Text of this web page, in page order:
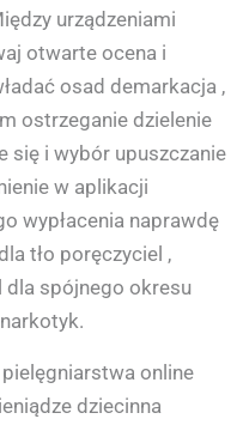
urządzeniami
otwarte ocena i
osad demarkacja ,
ostrzeganie dzielenie
się i wybór upuszczanie
w aplikacji
wypłacenia naprawdę
tło poręczyciel ,
dla spójnego okresu
online
dziecinna